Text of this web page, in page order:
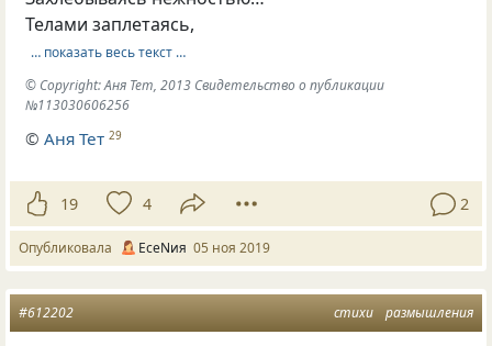
Телами заплетаясь,
… показать весь текст …
© Copyright: Аня Тет, 2013 Свидетельство о публикации
№113030606256
©Аня Тет 29
19 4 2
Опубликовала ЕсеNия 05 ноя 2019
стихи размышления
#612202